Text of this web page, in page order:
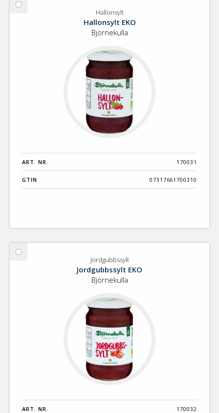
Välj
Hallonsylt
Hallonsylt EKO
Björnekulla
ART. NR. 170031
GTIN 07317661700310
Välj
Jordgubbssylt
Jordgubbssylt EKO
Björnekulla
ART. NR. 170032